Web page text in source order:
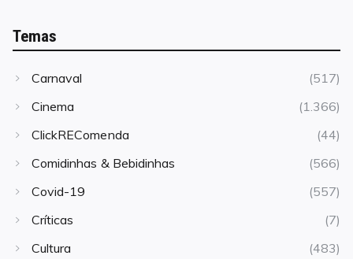
Temas
Carnaval
(517)
Cinema
(1.366)
ClickREComenda
(44)
Comidinhas & Bebidinhas
(566)
Covid-19
(557)
Críticas
(7)
Cultura
(483)